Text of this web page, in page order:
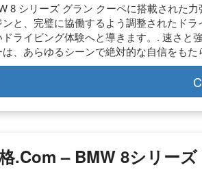
8 シリーズ グラン クーペに搭載された
ンと、完璧に協働するよう調整されたド
ドライビング体験へと導きます。. 速さと
は、あらゆるシーンで絶対的な自信をも
.com – BMW 8シリー